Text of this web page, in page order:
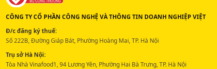
CÔNG TY CỔ PHẦN CÔNG NGHỆ VÀ THÔNG TIN DOANH NGHIỆP VIỆT
Đ/c đăng ký thuế:
Số 222B, Đường Giáp Bát, Phường Hoàng Mai, TP. Hà Nội
Trụ sở Hà Nội:
Tòa Nhà Vinafood1, 94 Lương Yên, Phường Hai Bà Trưng, TP. Hà Nội